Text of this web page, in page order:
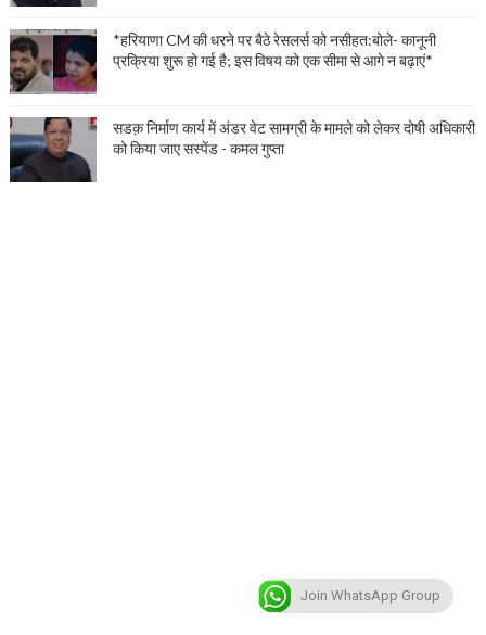
*हरियाणा CM की धरने पर बैठे रेसलर्स को नसीहत:बोले- कानूनी
प्रक्रिया शुरू हो गई है; इस विषय को एक सीमा से आगे न बढ़ाएं*
सडक़ निर्माण कार्य में अंडर वेट सामग्री के मामले को लेकर दोषी अधिकारी
को किया जाए सस्पेंड - कमल गुप्ता
Join WhatsApp Group